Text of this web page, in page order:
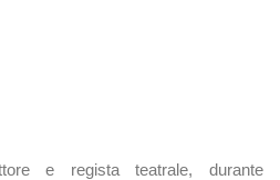
e regista teatrale, durante